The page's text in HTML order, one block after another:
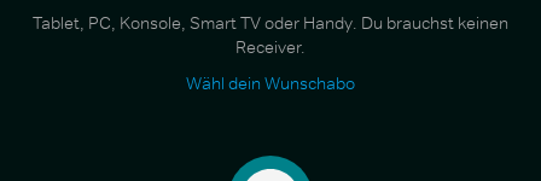
Tablet, PC, Konsole, Smart TV oder Handy. Du brauchst keinen
Receiver.
Wähl dein Wunschabo